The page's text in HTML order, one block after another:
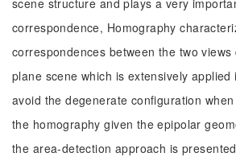
scene structure and plays a very
correspondence, Homography
correspondences between the two
plane scene which is extensively applied
avoid the degenerate configuration
the homography given the epipolar
the area-detection approach is